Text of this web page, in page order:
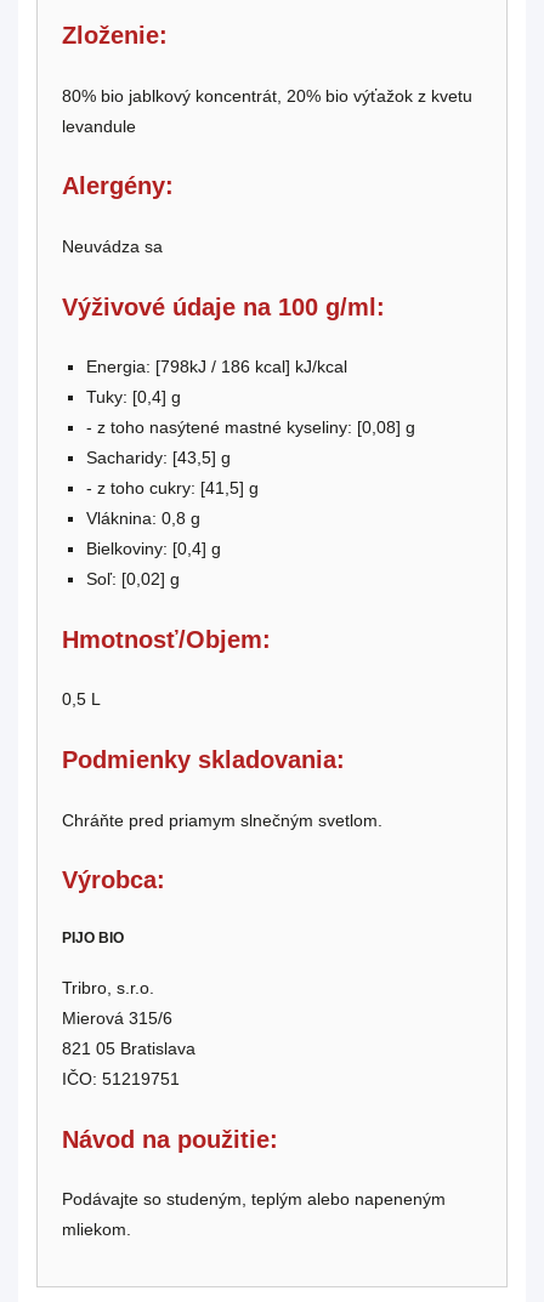
Zloženie:
80% bio jablkový koncentrát, 20% bio výťažok z kvetu
levandule
Alergény:
Neuvádza sa
Výživové údaje na 100 g/ml:
Energia: [798kJ / 186 kcal] kJ/kcal
Tuky: [0,4] g
- z toho nasýtené mastné kyseliny: [0,08] g
Sacharidy: [43,5] g
- z toho cukry: [41,5] g
Vláknina: 0,8 g
Bielkoviny: [0,4] g
Soľ: [0,02] g
Hmotnosť/Objem:
0,5 L
Podmienky skladovania:
Chráňte pred priamym slnečným svetlom.
Výrobca:
PIJO BIO
Tribro, s.r.o.
Mierová 315/6
821 05 Bratislava
IČO: 51219751
Návod na použitie:
Podávajte so studeným, teplým alebo napeneným
mliekom.